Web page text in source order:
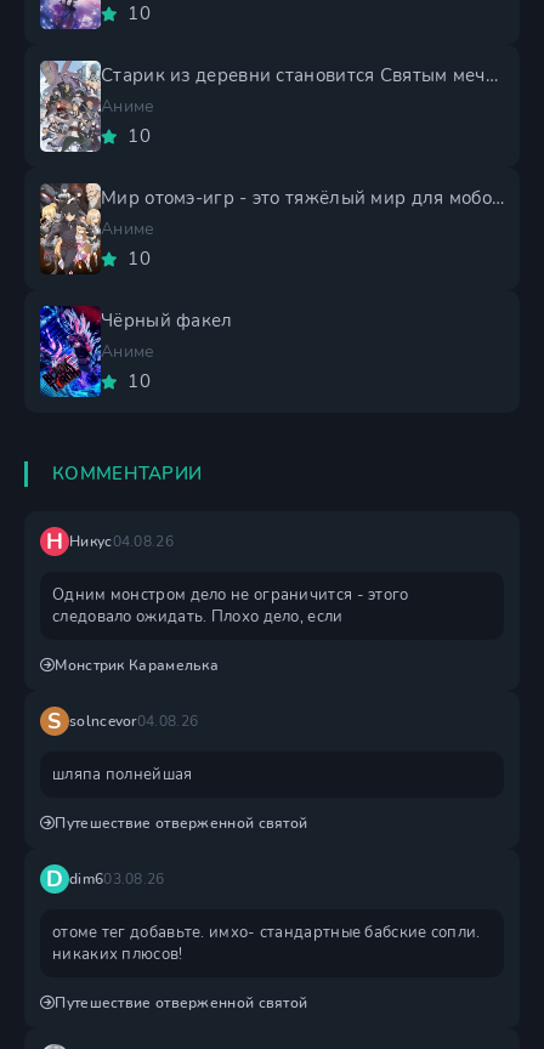
10
Старик из деревни становится Святым мечом 2 сезон
Аниме
10
Мир отомэ-игр - это тяжёлый мир для мобов 2 сезон
Аниме
10
Чёрный факел
Аниме
10
КОММЕНТАРИИ
Н Никус04.08.26
Одним монстром дело не ограничится - этого
следовало ожидать. Плохо дело, если
Монстрик Карамелька
S solncevor04.08.26
шляпа полнейшая
Путешествие отверженной святой
D dim603.08.26
отоме тег добавьте. имхо- стандартные бабские сопли.
никаких плюсов!
Путешествие отверженной святой